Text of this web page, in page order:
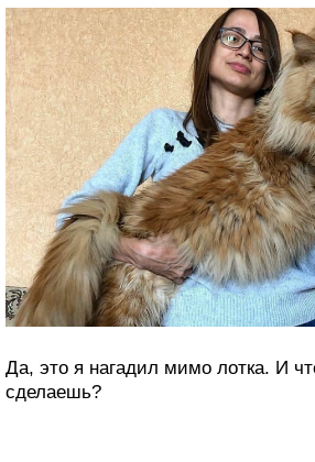
Да, это я нагадил мимо лотка. И
сделаешь?